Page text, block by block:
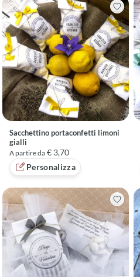
Sacchettino portaconfetti limoni
gialli
A partire da € 3,70
Personalizza